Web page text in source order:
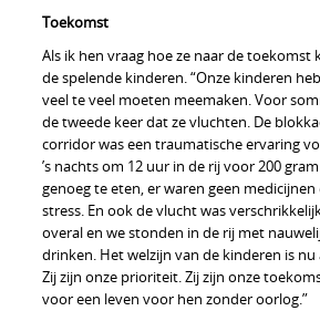
Toekomst
Als ik hen vraag hoe ze naar de toekomst
de spelende kinderen. “Onze kinderen
veel te veel moeten meemaken. Voor
de tweede keer dat ze vluchten. De
corridor was een traumatische ervaring
’s nachts om 12 uur in de rij voor 200
genoeg te eten, er waren geen medicijnen
stress. En ook de vlucht was
overal en we stonden in de rij met
drinken. Het welzijn van de kinderen is
Zij zijn onze prioriteit. Zij zijn onze
voor een leven voor hen zonder oorlog.”